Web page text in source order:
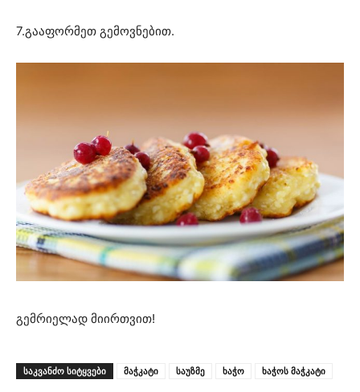
7.გააფორმეთ გემოვნებით.
გემრიელად მიირთვით!
ᲡᲐᲙᲕᲐᲜᲫᲝ ᲡᲘᲢᲧᲕᲔᲑᲘ მაჭკატი საუზმე ხაჭო ხაჭოს მაჭკატი